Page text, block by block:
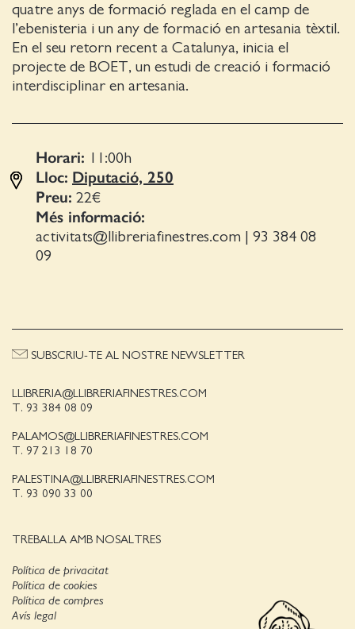
quatre anys de formació reglada en el camp de
l’ebenisteria i un any de formació en artesania tèxtil.
En el seu retorn recent a Catalunya, inicia el
projecte de BOET, un estudi de creació i formació
interdisciplinar en artesania.
Horari: 11:00 h
Lloc: Diputació, 250
Preu: 22€
Més informació:
activitats@llibreriafinestres.com
93 384 08
09
LLIBRERIA@LLIBRERIAFINESTRES.COM
T. 93 384 08 09
PALAMOS@LLIBRERIAFINESTRES.COM
T. 97 213 18 70
PALESTINA@LLIBRERIAFINESTRES.COM
T. 93 090 33 00
TREBALLA AMB NOSALTRES
SUBSCRIU-TE AL NOSTRE NEWSLETTER
Política de privacitat
Política de cookies
Avís legal
Política de compres